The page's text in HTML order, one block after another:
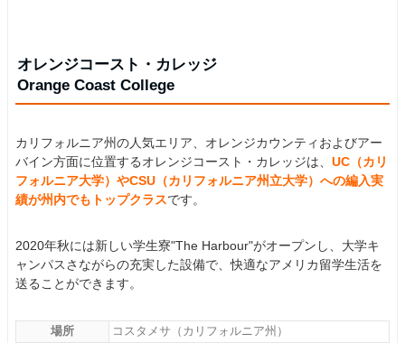
オレンジコースト・カレッジ
Orange Coast College
カリフォルニア州の人気エリア、オレンジカウンティおよびアー
バイン方面に位置するオレンジコースト・カレッジは、 UC（カリ
フォルニア大学）やCSU（カリフォルニア州立大学）への編入実
績が州内でもトップクラスです。
2020年秋には新しい学生寮"The Harbour"がオープンし、大学キ
ャンパスさながらの充実した設備で、快適なアメリカ留学生活を
送ることができます。
場所
コスタメサ（カリフォルニア州）